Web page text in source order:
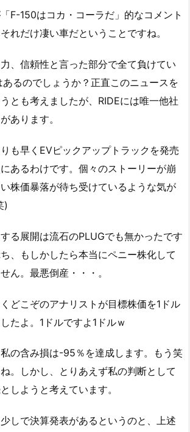
F-150はコカ・コーラだ」的なコメント
れだけ凄い車だということですね。
、信頼性と言った部分で全て負けてい
あるのでしょうか？正直このニュースを
とも考えましたが、RIDEには唯一他社
あります。
も早くEVピックアップトラックを発売
あるわけです。個々のストーリーが崩
株価暴落が待ち受けているような気が
)
る展開は流石のPLUGでも無かったです
、もしかしたら本当にペニー株化して
ん。最悪倒産・・・。
どこぞのアナリストが目標株価を1ドル
たよ。1ドルですよ1ドルｗ
の含み損は-95％を達成します。もう笑
。しかし、とりあえず私の判断として
しようと考えています。
しで決算発表があるというのと、上述